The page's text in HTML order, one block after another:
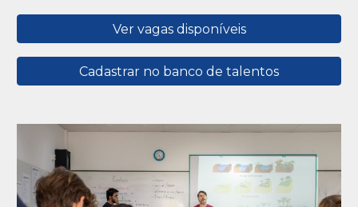
Ver vagas disponíveis
Cadastrar no banco de talentos